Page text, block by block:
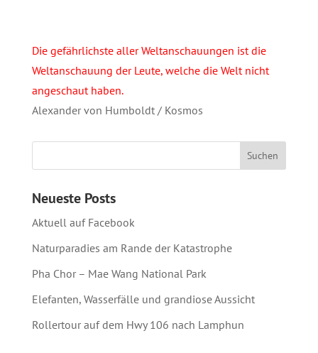
Die gefährlichste aller Weltanschauungen ist die
Weltanschauung der Leute, welche die Welt nicht
angeschaut haben.
Alexander von Humboldt / Kosmos
Neueste Posts
Aktuell auf Facebook
Naturparadies am Rande der Katastrophe
Pha Chor – Mae Wang National Park
Elefanten, Wasserfälle und grandiose Aussicht
Rollertour auf dem Hwy 106 nach Lamphun